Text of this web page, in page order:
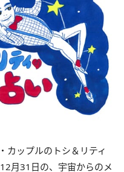
ップルのトシ＆リティ
12月31 日の、宇宙からのメ